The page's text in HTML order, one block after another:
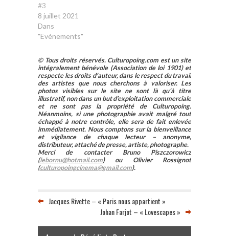
#3
8 juillet 2021
Dans
"Evénements"
© Tous droits réservés. Culturopoing.com est un site
intégralement bénévole (Association de loi 1901) et
respecte les droits d’auteur, dans le respect du travail
des artistes que nous cherchons à valoriser. Les
photos visibles sur le site ne sont là qu’à titre
illustratif, non dans un but d’exploitation commerciale
et ne sont pas la propriété de Culturopoing.
Néanmoins, si une photographie avait malgré tout
échappé à notre contrôle, elle sera de fait enlevée
immédiatement. Nous comptons sur la bienveillance
et vigilance de chaque lecteur – anonyme,
distributeur, attaché de presse, artiste, photographe.
Merci de contacter Bruno Piszczorowicz
(lebornu@hotmail.com) ou Olivier Rossignot
(culturopoingcinema@gmail.com).
Jacques Rivette – « Paris nous appartient »
Johan Farjot – « Lovescapes »